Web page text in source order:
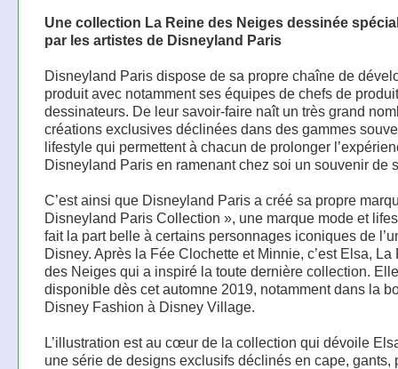
Une collection La Reine des Neiges dessinée
par les artistes de Disneyland Paris
Disneyland Paris dispose de sa propre chaîne de
produit avec notamment ses équipes de chefs de
dessinateurs. De leur savoir-faire naît un très grand
créations exclusives déclinées dans des gammes
lifestyle qui permettent à chacun de prolonger
Disneyland Paris en ramenant chez soi un souvenir de
C’est ainsi que Disneyland Paris a créé sa propre
Disneyland Paris Collection », une marque mode et
fait la part belle à certains personnages iconiques de
Disney. Après la Fée Clochette et Minnie, c’est Elsa, La
des Neiges qui a inspiré la toute dernière collection.
disponible dès cet automne 2019, notamment dans la
Disney Fashion à Disney Village.
L’illustration est au cœur de la collection qui dévoile
une série de designs exclusifs déclinés en cape, gants,